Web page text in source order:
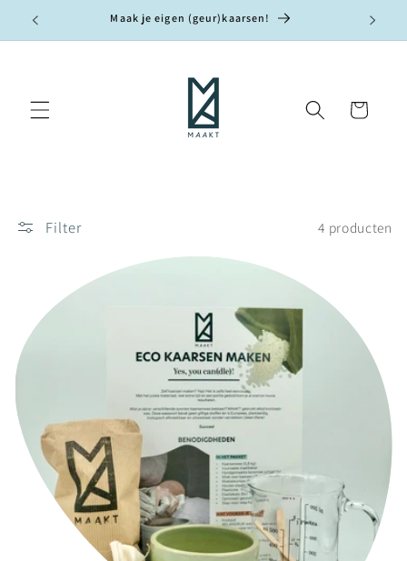
naar de
content
Maak je eigen (geur)kaarsen!
Winkelwagen
Filter 4 producten